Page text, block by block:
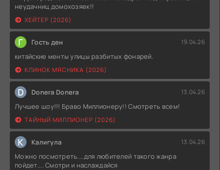
неудачниц домохозяек!!
ХЕЙТЕР (2026)
Г Гость ден 19.04.26
китайские менты улицы разбитых фонарей.
КЛИНОК МЯСНИКА (2026)
D Donera Donera 13.04.26
Лучшее шоу!!! Браво Миллионеру!! Смотреть всем!
ТАЙНЫЙ МИЛЛИОНЕР (2026)
К Калигула 13.04.26
Можно посмотреть....для любителей такого жанра
пойдет.... Смотри и наслаждайся